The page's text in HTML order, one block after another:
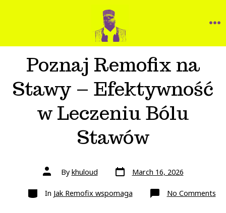
Poznaj Remofix na
Stawy – Efektywność
w Leczeniu Bólu
Stawów
By khuloud March 16, 2026
In Jak Remofix wspomaga No Comments